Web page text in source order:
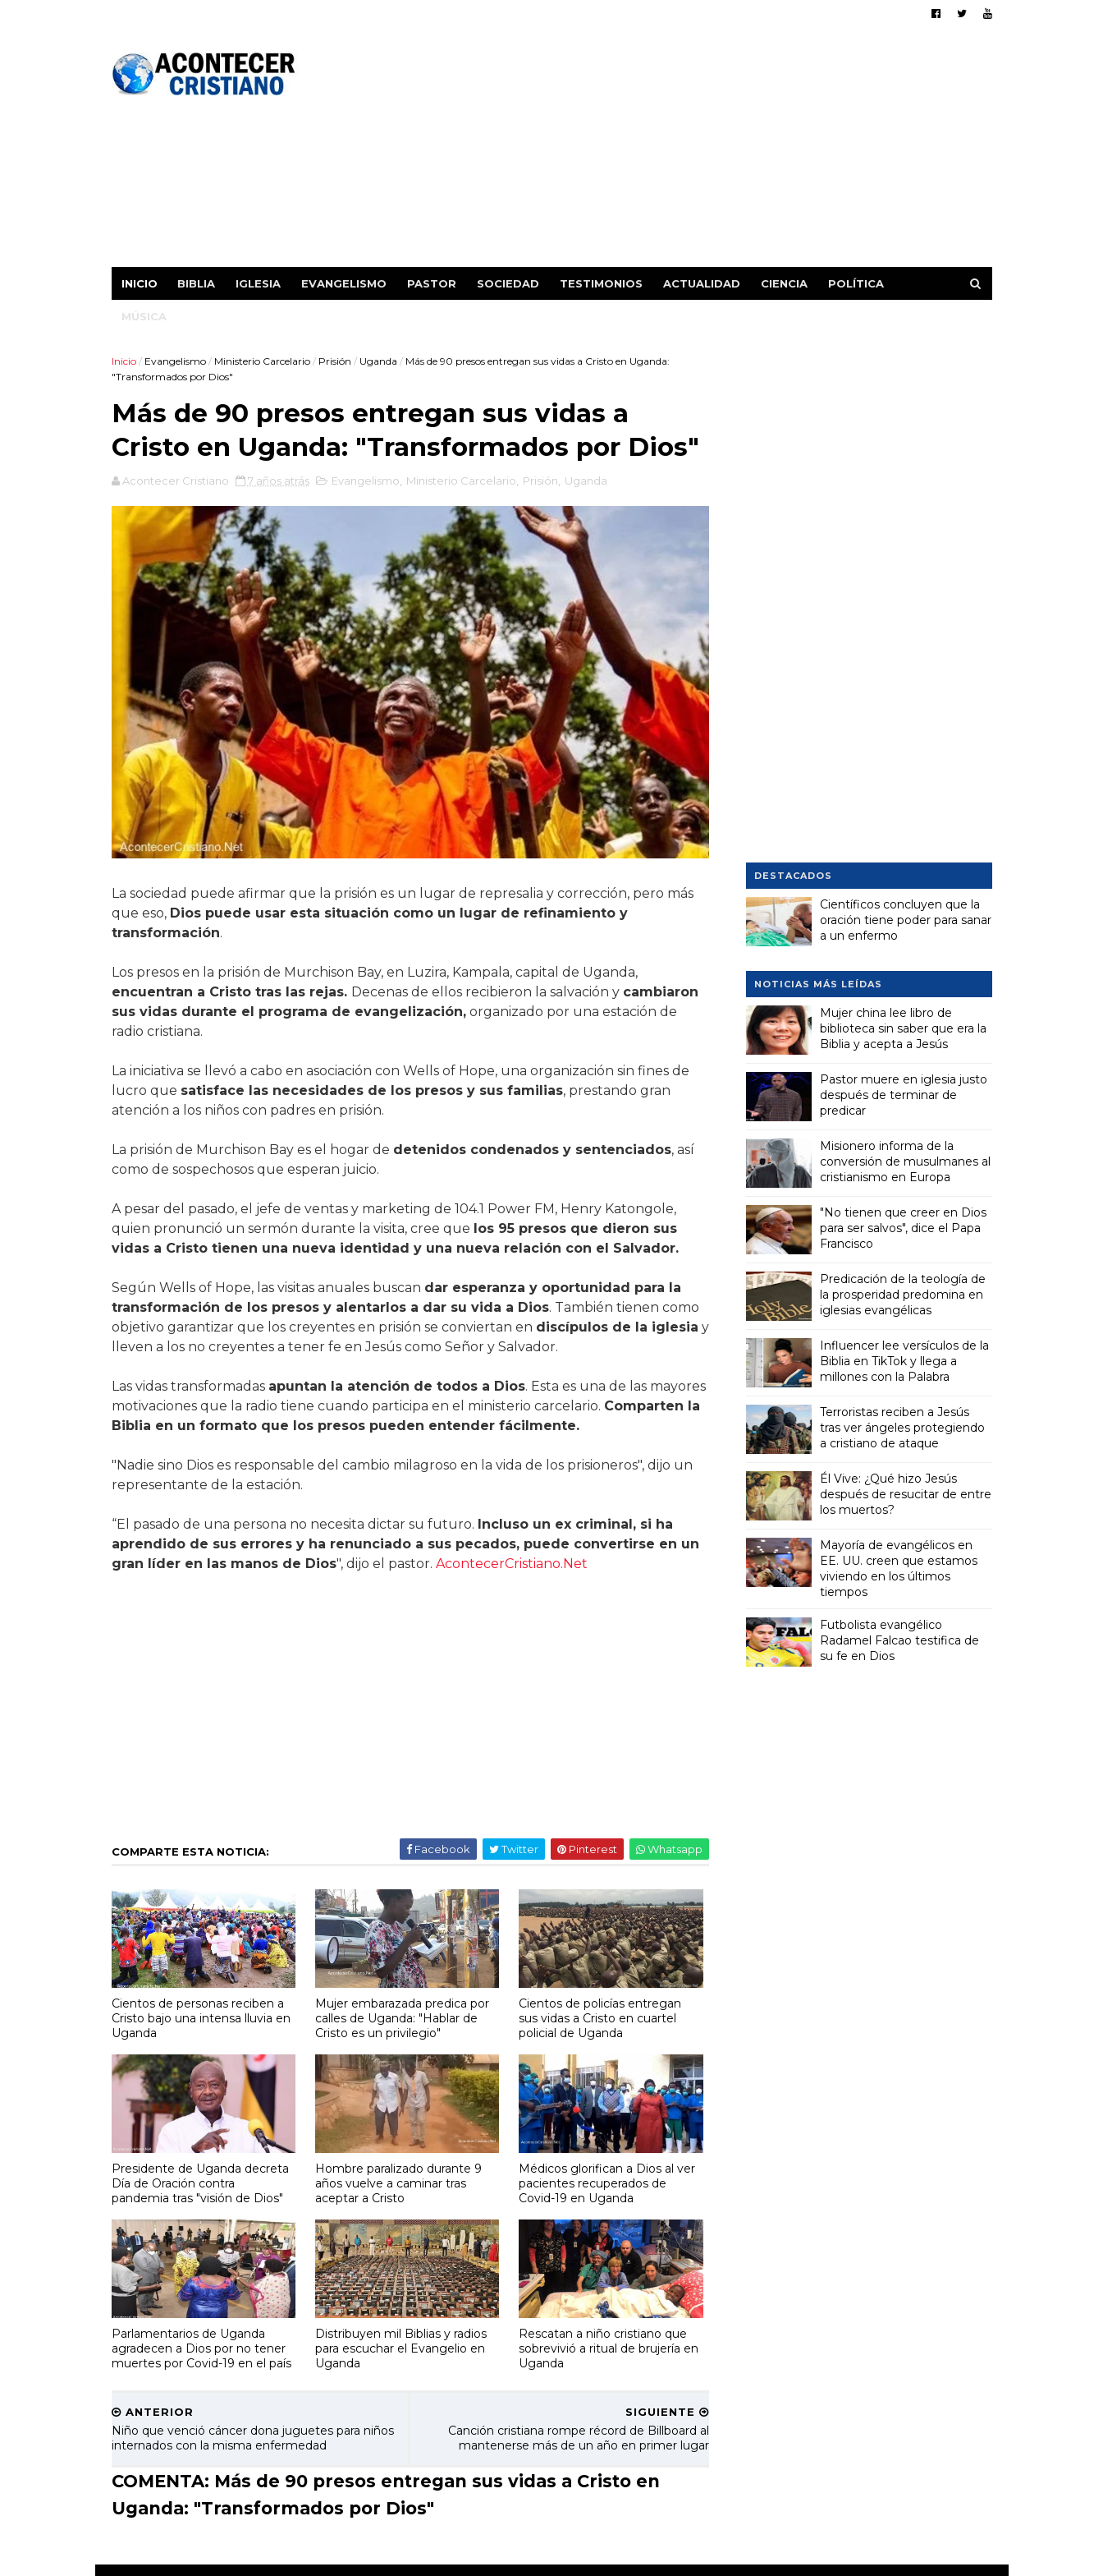
INICIO BIBLIA IGLESIA EVANGELISMO PASTOR SOCIEDAD TESTIMONIOS ACTUALIDAD CIENCIA POLÍTICA
MÚSICA
Inicio / Evangelismo / Ministerio Carcelario / Prisión / Uganda / Más de 90 presos entregan sus vidas a Cristo en Uganda:
"Transformados por Dios"
Más de 90 presos entregan sus vidas a
Cristo en Uganda: "Transformados por Dios"
Acontecer Cristiano 7 años atrás Evangelismo Ministerio Carcelario Prisión Uganda
La sociedad puede afirmar que la prisión es un lugar de represalia y corrección, pero más
que eso, Dios puede usar esta situación como un lugar de refinamiento y
transformación.
Los presos en la prisión de Murchison Bay, en Luzira, Kampala, capital de Uganda,
encuentran a Cristo tras las rejas. Decenas de ellos recibieron la salvación y cambiaron
sus vidas durante el programa de evangelización,organizado por una estación de
radio cristiana.
La iniciativa se llevó a cabo en asociación con Wells of Hope, una organización sin fines de
lucro que satisface las necesidades de los presos y sus familias, prestando gran
atención a los niños con padres en prisión.
La prisión de Murchison Bay es el hogar de detenidos condenados y sentenciados, así
como de sospechosos que esperan juicio.
A pesar del pasado, el jefe de ventas y marketing de 104.1 Power FM, Henry Katongole,
quien pronunció un sermón durante la visita, cree que los 95 presos que dieron sus
vidas a Cristo tienen una nueva identidad y una nueva relación con el Salvador.
Según Wells of Hope, las visitas anuales buscan dar esperanza y oportunidad para la
transformación de los presos y alentarlos a dar su vida a Dios. También tienen como
objetivo garantizar que los creyentes en prisión se conviertan en discípulos de la iglesia y
lleven a los no creyentes a tener fe en Jesús como Señor y Salvador.
Las vidas transformadas apuntan la atención de todos a Dios. Esta es una de las mayores
motivaciones que la radio tiene cuando participa en el ministerio carcelario. Comparten la
Biblia en un formato que los presos pueden entender fácilmente.
"Nadie sino Dios es responsable del cambio milagroso en la vida de los prisioneros", dijo un
representante de la estación.
“El pasado de una persona no necesita dictar su futuro. Incluso un ex criminal, si ha
aprendido de sus errores y ha renunciado a sus pecados, puede convertirse en un
gran líder en las manos de Dios", dijo el pastor. AcontecerCristiano.Net
COMPARTE ESTA NOTICIA: Facebook Twitter Pinterest Whatsapp
Cientos de personas reciben a
Cristo bajo una intensa lluvia en
Uganda
Mujer embarazada predica por
calles de Uganda: "Hablar de
Cristo es un privilegio"
Cientos de policías entregan
sus vidas a Cristo en cuartel
policial de Uganda
Presidente de Uganda decreta
Día de Oración contra
pandemia tras "visión de Dios"
Hombre paralizado durante 9
años vuelve a caminar tras
aceptar a Cristo
Médicos glorifican a Dios al ver
pacientes recuperados de
Covid-19 en Uganda
Parlamentarios de Uganda
agradecen a Dios por no tener
muertes por Covid-19 en el país
Distribuyen mil Biblias y radios
para escuchar el Evangelio en
Uganda
Rescatan a niño cristiano que
sobrevivió a ritual de brujería en
Uganda
SIGUIENTE
Canción cristiana rompe récord de Billboard al
mantenerse más de un año en primer lugar
ANTERIOR
Niño que venció cáncer dona juguetes para niños
internados con la misma enfermedad
COMENTA: Más de 90 presos entregan sus vidas a Cristo en
Uganda: "Transformados por Dios"
DESTACADOS
Científicos concluyen que la
oración tiene poder para sanar
a un enfermo
NOTICIAS MÁS LEÍDAS
Mujer china lee libro de
biblioteca sin saber que era la
Biblia y acepta a Jesús
Pastor muere en iglesia justo
después de terminar de
predicar
Misionero informa de la
conversión de musulmanes al
cristianismo en Europa
"No tienen que creer en Dios
para ser salvos", dice el Papa
Francisco
Predicación de la teología de
la prosperidad predomina en
iglesias evangélicas
Influencer lee versículos de la
Biblia en TikTok y llega a
millones con la Palabra
Terroristas reciben a Jesús
tras ver ángeles protegiendo
a cristiano de ataque
Él Vive: ¿Qué hizo Jesús
después de resucitar de entre
los muertos?
Mayoría de evangélicos en
EE. UU. creen que estamos
viviendo en los últimos
tiempos
Futbolista evangélico
Radamel Falcao testifica de
su fe en Dios